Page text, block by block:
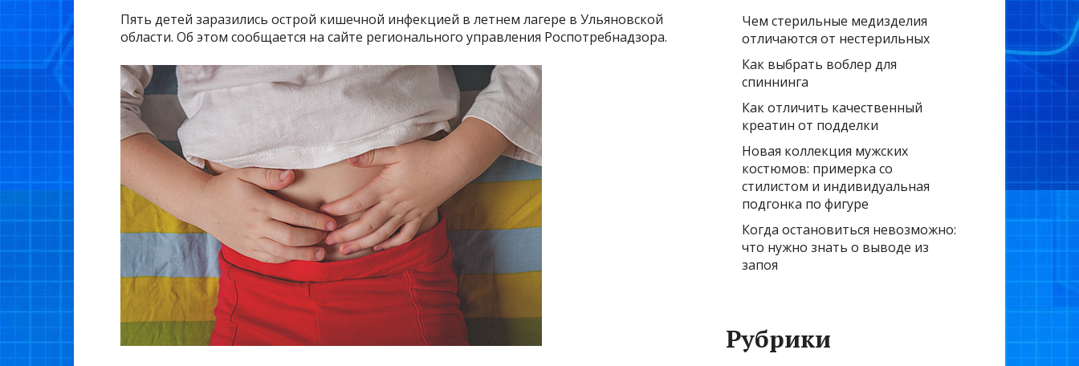
Пять детей заразились острой кишечной инфекцией в летнем лагере в Ульяновской
области. Об этом сообщается на сайте регионального управления Роспотребнадзора.
Чем стерильные медизделия
отличаются от нестерильных
Как выбрать воблер для
спиннинга
Как отличить качественный
креатин от подделки
Новая коллекция мужских
костюмов: примерка со
стилистом и индивидуальная
подгонка по фигуре
Когда остановиться невозможно:
что нужно знать о выводе из
запоя
Рубрики